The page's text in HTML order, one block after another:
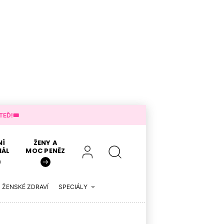
TEĎ!🎟️
ŽENY A
MOC PENĚZ
ŽENSKÉ ZDRAVÍ SPECIÁLY